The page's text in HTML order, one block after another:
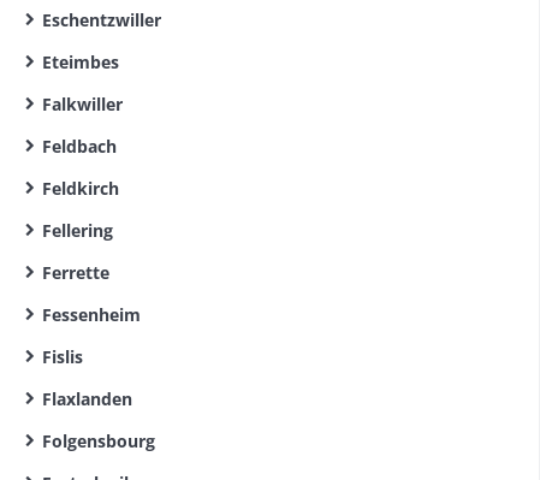
Eschentzwiller
Eteimbes
Falkwiller
Feldbach
Feldkirch
Fellering
Ferrette
Fessenheim
Fislis
Flaxlanden
Folgensbourg